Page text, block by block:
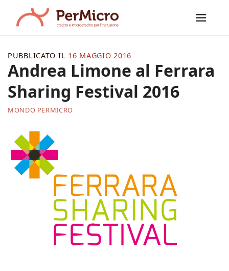
contenuti
MONDO PERMICRO
Andrea Limone al Ferrara
Sharing Festival 2016
PUBBLICATO IL 16 MAGGIO 2016